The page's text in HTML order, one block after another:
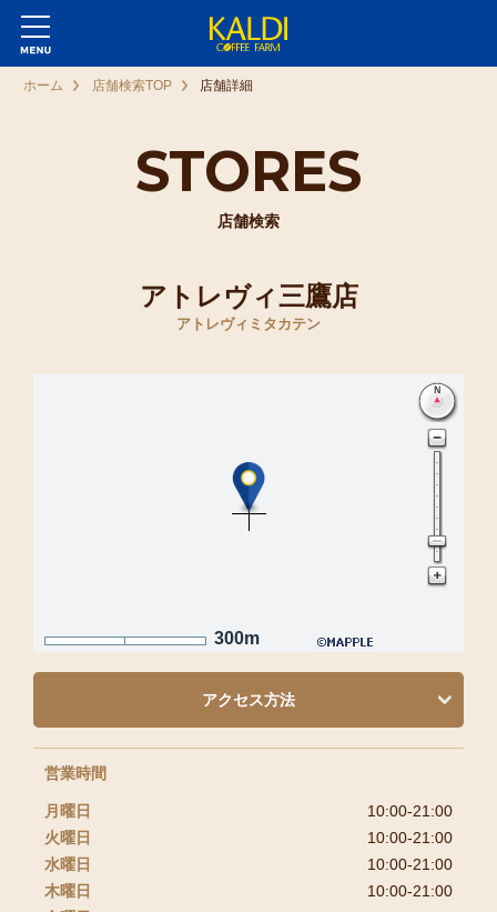
STORES
店舗検索
ホーム 店舗検索TOP 店舗詳細
アトレヴィ三鷹店
アトレヴィミタカテン
300m
営業時間
月曜日
10:00-21:00
火曜日
10:00-21:00
水曜日
10:00-21:00
木曜日
10:00-21:00
アクセス方法